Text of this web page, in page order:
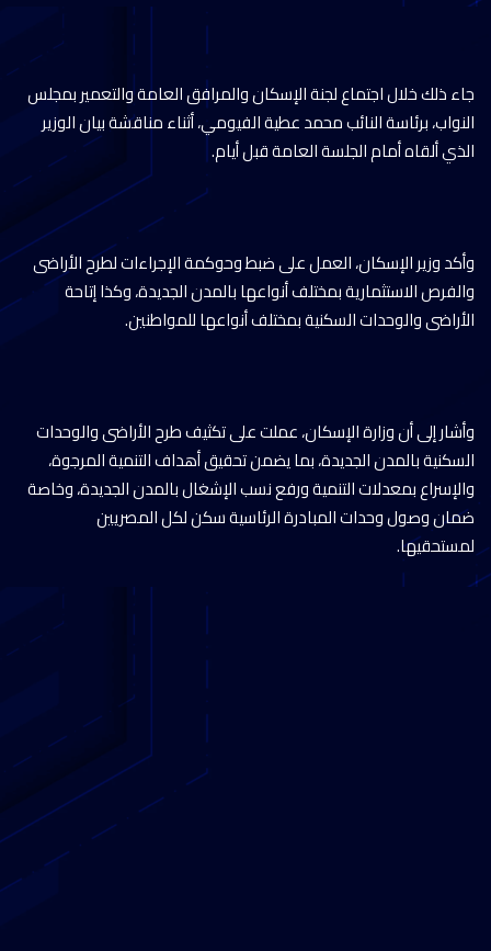
جاء ذلك خلال اجتماع لجنة الإسكان والمرافق العامة والتعمير بمجلس
النواب، برئاسة النائب محمد عطية الفيومي، أثناء مناقشة بيان الوزير
الذي ألقاه أمام الجلسة العامة قبل أيام.
وأكد وزير الإسكان، العمل على ضبط وحوكمة الإجراءات لطرح الأراضى
والفرص الاستثمارية بمختلف أنواعها بالمدن الجديدة، وكذا إتاحة
الأراضى والوحدات السكنية بمختلف أنواعها للمواطنين.
وأشار إلى أن وزارة الإسكان، عملت على تكثيف طرح الأراضى والوحدات
السكنية بالمدن الجديدة، بما يضمن تحقيق أهداف التنمية المرجوة،
والإسراع بمعدلات التنمية ورفع نسب الإشغال بالمدن الجديدة، وخاصة
ضمان وصول وحدات المبادرة الرئاسية سكن لكل المصريين
لمستحقيها.